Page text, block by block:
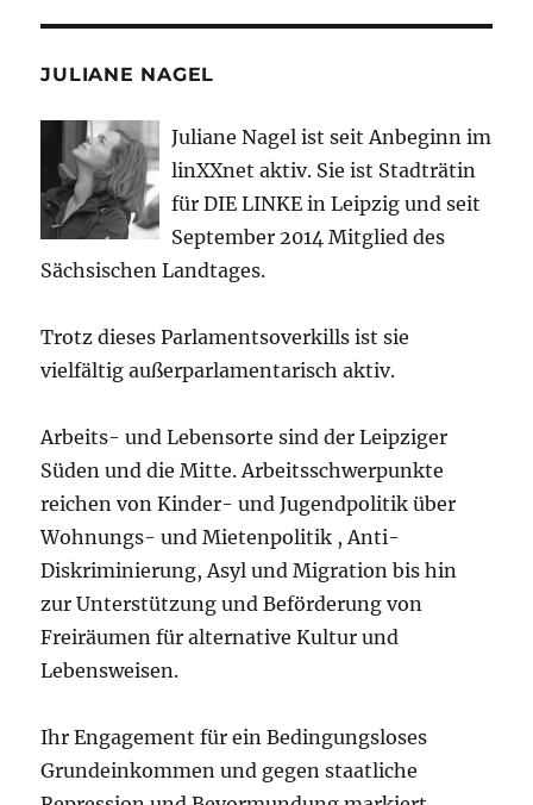
JULIANE NAGEL
Juliane Nagel ist seit Anbeginn im
linXXnet aktiv. Sie ist Stadträtin
für DIE LINKE in Leipzig und seit
September 2014 Mitglied des
Sächsischen Landtages.
Trotz dieses Parlamentsoverkills ist sie
vielfältig außerparlamentarisch aktiv.
Arbeits- und Lebensorte sind der Leipziger
Süden und die Mitte. Arbeitsschwerpunkte
reichen von Kinder- und Jugendpolitik über
Wohnungs- und Mietenpolitik , Anti-
Diskriminierung, Asyl und Migration bis hin
zur Unterstützung und Beförderung von
Freiräumen für alternative Kultur und
Lebensweisen.
Ihr Engagement für ein Bedingungsloses
Grundeinkommen und gegen staatliche